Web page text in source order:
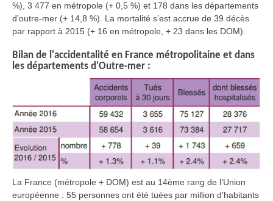
%), 3 477 en métropole (+ 0,5 %) et 178 dans les départements
d’outre-mer (+ 14,8 %). La mortalité s’est accrue de 39 décès
par rapport à 2015 (+ 16 en métropole, + 23 dans les DOM).
Bilan de l'accidentalité en France métropolitaine et dans
les départements d'Outre-mer :
La France (métropole + DOM) est au 14ème rang de l’Union
européenne : 55 personnes ont été tuées par million d’habitants